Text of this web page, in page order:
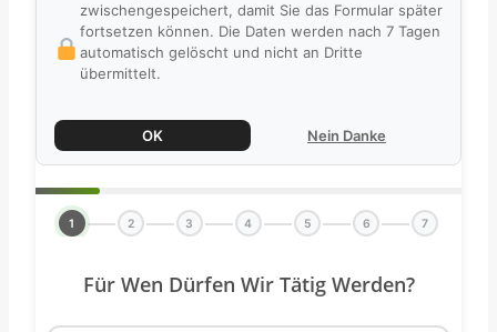
zwischengespeichert, damit Sie das Formular später
fortsetzen können. Die Daten werden nach 7 Tagen
automatisch gelöscht und nicht an Dritte
übermittelt.
OK Nein Danke
1 2 3 4 5 6 7
Für Wen Dürfen Wir Tätig Werden?